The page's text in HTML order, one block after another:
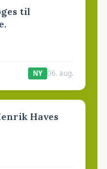
til
NY 06. aug.
Haves